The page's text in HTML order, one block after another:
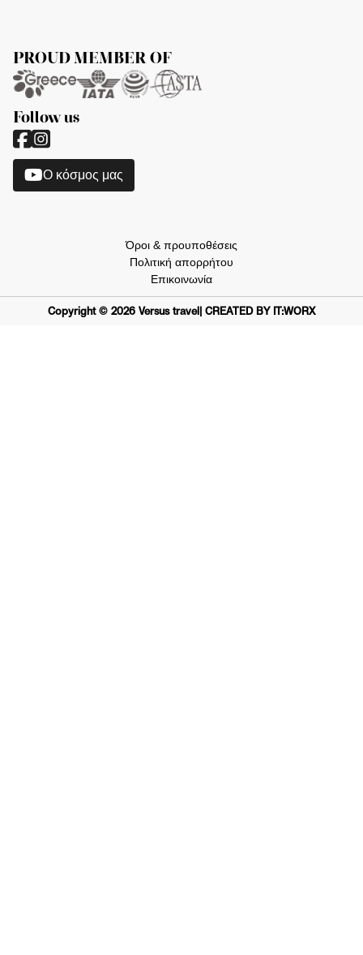
PROUD MEMBER OF
Follow us
O κόσμος μας
Όροι & προυποθέσεις
Πολιτική απορρήτου
Επικοινωνία
Copyright © 2026 Versus travel| CREATED BY IT:WORX